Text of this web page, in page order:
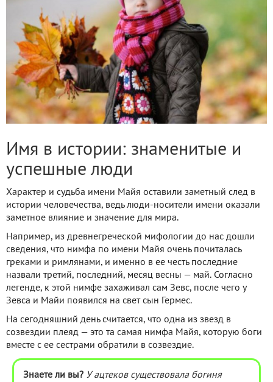
Имя в истории: знаменитые и
успешные люди
Характер и судьба имени Майя оставили заметный след в
истории человечества, ведь люди-носители имени оказали
заметное влияние и значение для мира.
Например, из древнегреческой мифологии до нас дошли
сведения, что нимфа по имени Майя очень почиталась
греками и римлянами, и именно в ее честь последние
назвали третий, последний, месяц весны — май. Согласно
легенде, к этой нимфе захаживал сам Зевс, после чего у
Зевса и Майи появился на свет сын Гермес.
На сегодняшний день считается, что одна из звезд в
созвездии плеяд — это та самая нимфа Майя, которую боги
вместе с ее сестрами обратили в созвездие.
Знаете ли вы? У ацтеков существовала богиня